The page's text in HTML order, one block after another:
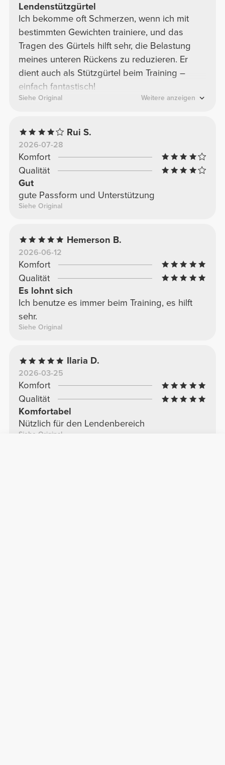
Lendenstützgürtel
Ich bekomme oft Schmerzen, wenn ich mit
bestimmten Gewichten trainiere, und das
Tragen des Gürtels hilft sehr, die Belastung
meines unteren Rückens zu reduzieren. Er
dient auch als Stützgürtel beim Training –
einfach fantastisch!
Siehe Original Weitere anzeigen
Rui S.
2026-07-28
Komfort
Qualität
Gut
gute Passform und Unterstützung
Siehe Original
Hemerson B.
2026-06-12
Komfort
Qualität
Es lohnt sich
Ich benutze es immer beim Training, es hilft
sehr.
Siehe Original
Ilaria D.
2026-03-25
Komfort
Qualität
Komfortabel
Nützlich für den Lendenbereich
Siehe Original